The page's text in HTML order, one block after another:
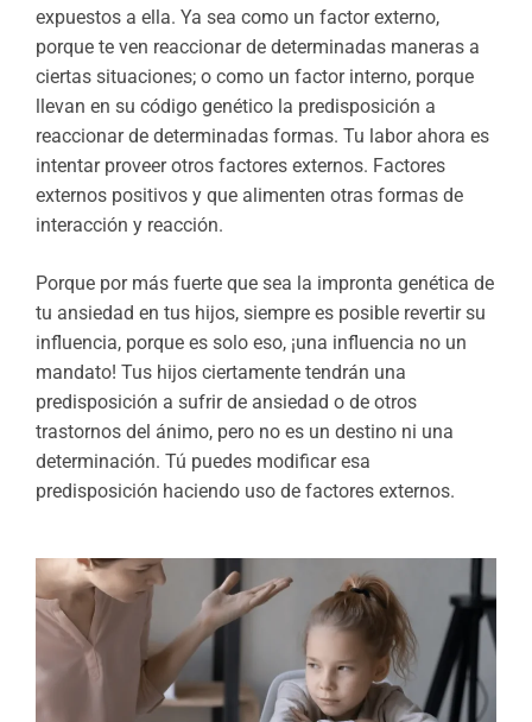
expuestos a ella. Ya sea como un factor externo,
porque te ven reaccionar de determinadas maneras a
ciertas situaciones; o como un factor interno, porque
llevan en su código genético la predisposición a
reaccionar de determinadas formas. Tu labor ahora es
intentar proveer otros factores externos. Factores
externos positivos y que alimenten otras formas de
interacción y reacción.
Porque por más fuerte que sea la impronta genética de
tu ansiedad en tus hijos, siempre es posible revertir su
influencia, porque es solo eso, ¡una influencia no un
mandato! Tus hijos ciertamente tendrán una
predisposición a sufrir de ansiedad o de otros
trastornos del ánimo, pero no es un destino ni una
determinación. Tú puedes modificar esa
predisposición haciendo uso de factores externos.